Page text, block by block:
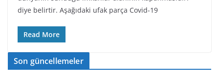
diye belirtir. Aşağıdaki ufak parça Covid-19
Read More
Son güncellemeler